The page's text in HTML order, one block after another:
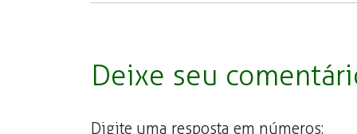
Deixe seu
Digite uma resposta em números: